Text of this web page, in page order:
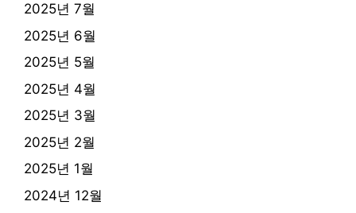
2025년 7월
2025년 6월
2025년 5월
2025년 4월
2025년 3월
2025년 2월
2025년 1월
2024년 12월